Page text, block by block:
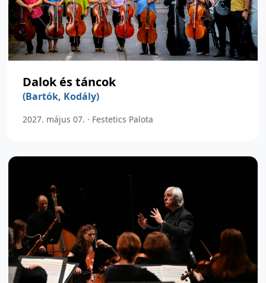
Dalok és táncok
(Bartók, Kodály)
2027. május 07. · Festetics Palota